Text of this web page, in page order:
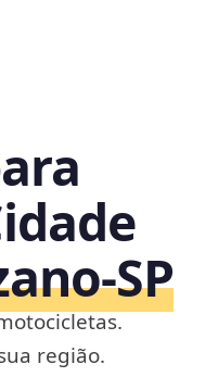
região.